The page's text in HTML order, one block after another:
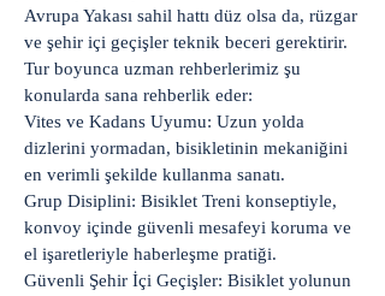
Avrupa Yakası sahil hattı düz olsa da, rüzgar
ve şehir içi geçişler teknik beceri gerektirir.
Tur boyunca uzman rehberlerimiz şu
konularda sana rehberlik eder:
Vites ve Kadans Uyumu: Uzun yolda
dizlerini yormadan, bisikletinin mekaniğini
en verimli şekilde kullanma sanatı.
Grup Disiplini: Bisiklet Treni konseptiyle,
konvoy içinde güvenli mesafeyi koruma ve
el işaretleriyle haberleşme pratiği.
Güvenli Şehir İçi Geçişler: Bisiklet yolunun